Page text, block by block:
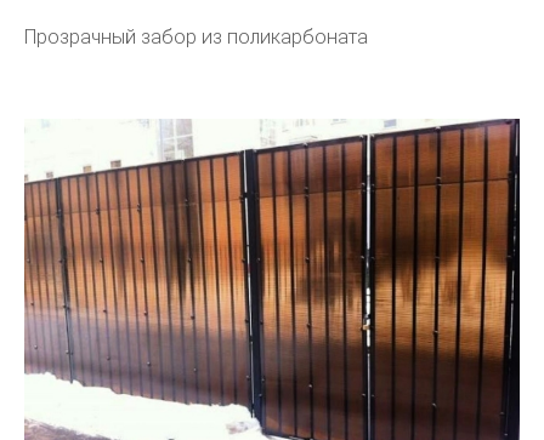
Прозрачный забор из поликарбоната